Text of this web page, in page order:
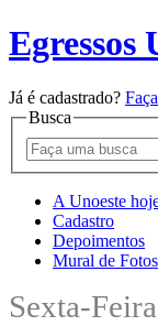
Egressos
Já é cadastrado?
Busca
A Unoeste
Cadastro
Depoimentos
Mural de Fotos
Sexta-